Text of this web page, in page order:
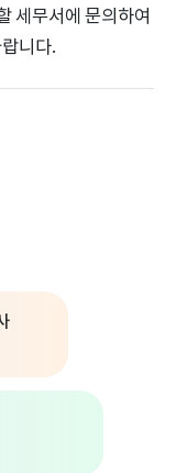
세무서에 문의하여
니다.